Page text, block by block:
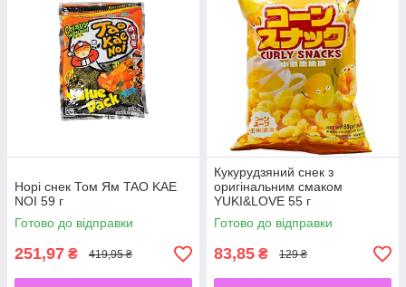
Норі снек Том Ям TAO KAE
NOI 59 г
Готово до відправки
251,97 ₴ 419,95 ₴
Кукурудзяний снек з
оригінальним смаком
YUKI&LOVE 55 г
Готово до відправки
83,85 ₴ 129 ₴